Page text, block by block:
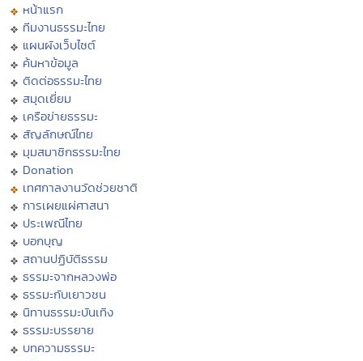
หน้าแรก
ทีมงานธรรมะไทย
แผนผังเว็บไซต์
ค้นหาข้อมูล
ติดต่อธรรมะไทย
สมุดเยี่ยม
เครือข่ายธรรมะ
สัญลักษณ์ไทย
มุมสมาชิกธรรมะไทย
Donation
เทศกาลงานวัดช่วยชาติ
การเผยแผ่ศาสนา
ประเพณีไทย
บอกบุญ
สถานปฏิบัติธรรม
ธรรมะจากหลวงพ่อ
ธรรมะกับเยาวชน
นิทานธรรมะบันเทิง
ธรรมะบรรยาย
บทความธรรมะ